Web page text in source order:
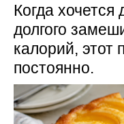
Когда
долгого
калорий, этот
постоянно.